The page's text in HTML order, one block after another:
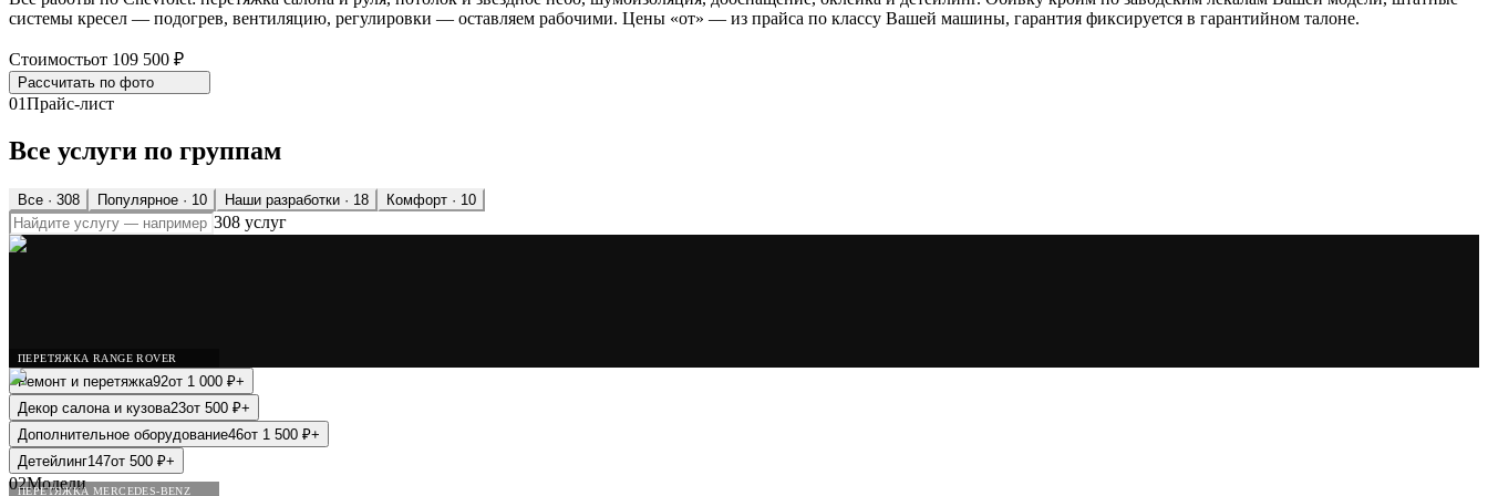
системы кресел — подогрев, вентиляцию, регулировки — оставляем рабочими. Цены «от» — из прайса по классу Вашей машины, гарантия фиксируется в гарантийном талоне.
Стоимостьот 109 500 ₽
Рассчитать по фото
01Прайс-лист
Все услуги по группам
Все · 308 Популярное · 10 Наши разработки · 18 Комфорт · 10
308 услуг
ПЕРЕТЯЖКА RANGE ROVER
ПЕРЕТЯЖКА MERCEDES-BENZ
Ремонт и перетяжка92от 1 000 ₽+
Декор салона и кузова23от 500 ₽+
Дополнительное оборудование46от 1 500 ₽+
Детейлинг147от 500 ₽+
02Модели